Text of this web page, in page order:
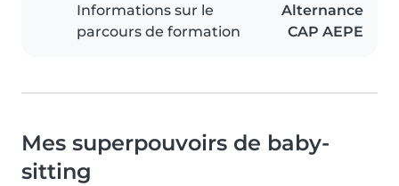
Informations sur le
parcours de formation
Alternance
CAP AEPE
Mes superpouvoirs de baby-
sitting